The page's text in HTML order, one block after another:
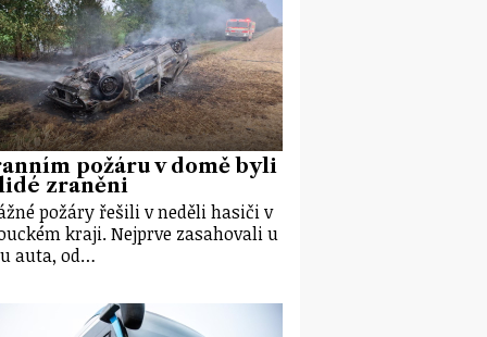
požáru v domě byli
zraněni
požáry řešili v neděli hasiči v
kraji. Nejprve zasahovali u
auta, od…